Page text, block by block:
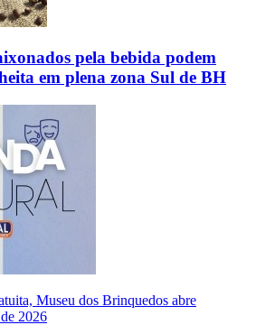
pela bebida podem
em plena zona Sul de BH
Museu dos Brinquedos abre
2026